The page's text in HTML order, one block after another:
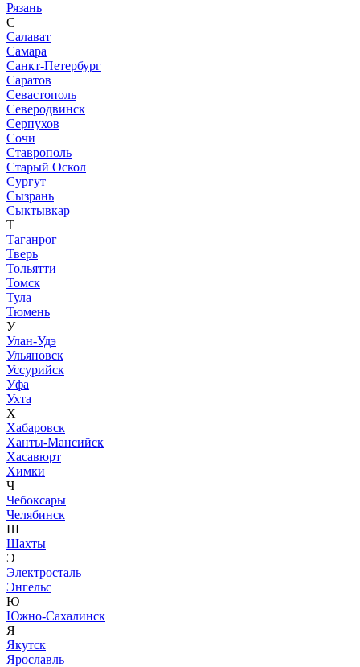
Рязань
С
Салават
Самара
Санкт-Петербург
Саратов
Севастополь
Северодвинск
Серпухов
Сочи
Ставрополь
Старый Оскол
Сургут
Сызрань
Сыктывкар
Т
Таганрог
Тверь
Тольятти
Томск
Тула
Тюмень
У
Улан-Удэ
Ульяновск
Уссурийск
Уфа
Ухта
Х
Хабаровск
Ханты-Мансийск
Хасавюрт
Химки
Ч
Чебоксары
Челябинск
Ш
Шахты
Э
Электросталь
Энгельс
Ю
Южно-Сахалинск
Я
Якутск
Ярославль